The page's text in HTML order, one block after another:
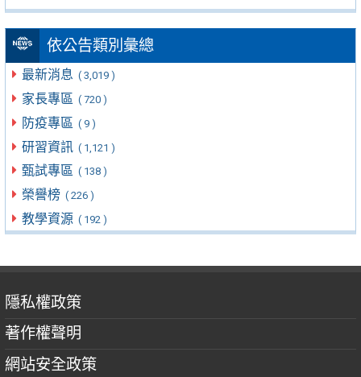
依公告類別彙總
最新消息 ( 3,019 )
家長專區 ( 720 )
防疫專區 ( 9 )
研習資訊 ( 1,121 )
甄試專區 ( 138 )
榮譽榜 ( 226 )
教學資源 ( 192 )
隱私權政策
著作權聲明
網站安全政策